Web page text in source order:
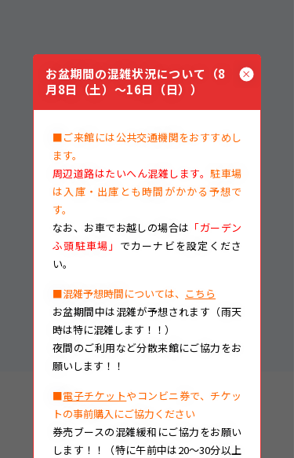
お盆期間の混雑状況について（8
月8日（土）～16日（日））
■ご来館には公共交通機関をおすすめし
ます。
周辺道路はたいへん混雑します。駐車場
は入庫・出庫とも時間がかかる予想で
す。
なお、 お車でお越しの場合は 「ガーデン
ふ頭駐車場」 でカーナビを設定くださ
い。
■混雑予想時間については、 こちら
お盆期間中は混雑が予想されます（雨天
時は特に混雑します！！）
夜間のご利用など分散来館にご協力をお
願いします！！
■電子チケットやコンビニ券で、チケッ
トの事前購入にご協力ください
券売ブースの混雑緩和にご協力をお願い
します！！（特に午前中は20～30分以上